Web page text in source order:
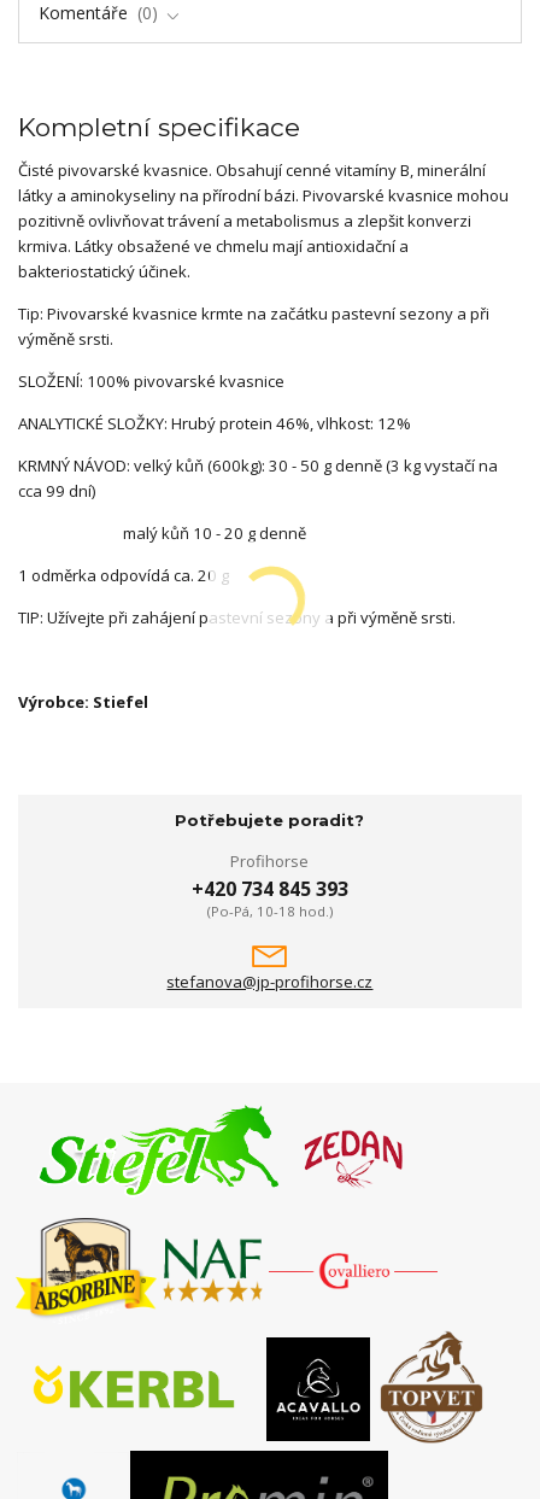
Komentáře
0
Kompletní specifikace
Čisté pivovarské kvasnice. Obsahují cenné vitamíny B, minerální
látky a aminokyseliny na přírodní bázi. Pivovarské kvasnice mohou
pozitivně ovlivňovat trávení a metabolismus a zlepšit konverzi
krmiva. Látky obsažené ve chmelu mají antioxidační a
bakteriostatický účinek.
Tip: Pivovarské kvasnice krmte na začátku pastevní sezony a při
výměně srsti.
SLOŽENÍ: 100% pivovarské kvasnice
ANALYTICKÉ SLOŽKY: Hrubý protein 46%, vlhkost: 12%
KRMNÝ NÁVOD: velký kůň (600kg): 30 - 50 g denně (3 kg vystačí na
cca 99 dní)
malý kůň 10 - 20 g denně
1 odměrka odpovídá ca. 20 g
TIP: Užívejte při zahájení pastevní sezony a při výměně srsti.
Výrobce: Stiefel
Potřebujete poradit?
Profihorse
+420 734 845 393
(Po-Pá, 10-18 hod.)
stefanova@jp-profihorse.cz